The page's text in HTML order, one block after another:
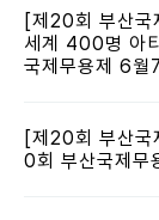
[제20회 부산
세계 400명 아
국제무용제 6월
[제20회 부산
0회 부산국제무